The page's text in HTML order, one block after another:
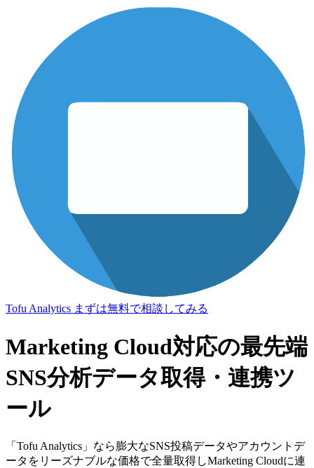
Tofu Analytics まずは無料で相談してみる
Marketing Cloud対応の最先端
SNS分析データ取得・連携ツ
ール
「Tofu Analytics」なら膨大なSNS投稿データやアカウントデ
ータをリーズナブルな価格で全量取得しMarketing Cloudに連